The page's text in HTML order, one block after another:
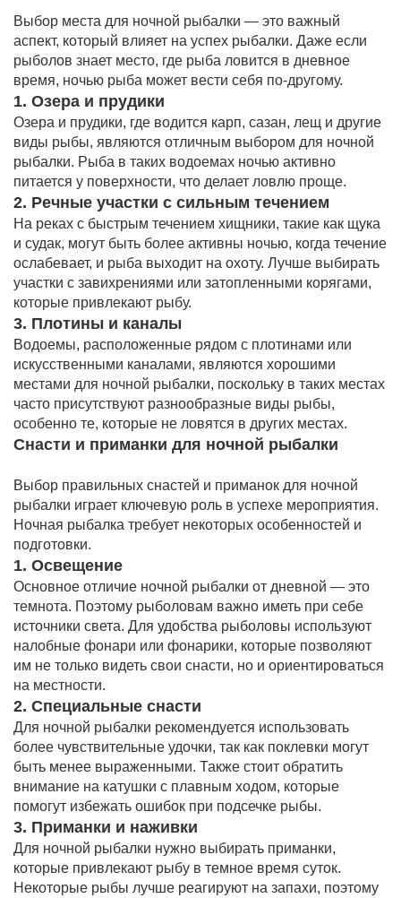
Выбор места для ночной рыбалки — это важный
аспект, который влияет на успех рыбалки. Даже если
рыболов знает место, где рыба ловится в дневное
время, ночью рыба может вести себя по-другому.
1. Озера и прудики
Озера и прудики, где водится карп, сазан, лещ и другие
виды рыбы, являются отличным выбором для ночной
рыбалки. Рыба в таких водоемах ночью активно
питается у поверхности, что делает ловлю проще.
2. Речные участки с сильным течением
На реках с быстрым течением хищники, такие как щука
и судак, могут быть более активны ночью, когда течение
ослабевает, и рыба выходит на охоту. Лучше выбирать
участки с завихрениями или затопленными корягами,
которые привлекают рыбу.
3. Плотины и каналы
Водоемы, расположенные рядом с плотинами или
искусственными каналами, являются хорошими
местами для ночной рыбалки, поскольку в таких местах
часто присутствуют разнообразные виды рыбы,
особенно те, которые не ловятся в других местах.
Снасти и приманки для ночной рыбалки
Выбор правильных снастей и приманок для ночной
рыбалки играет ключевую роль в успехе мероприятия.
Ночная рыбалка требует некоторых особенностей и
подготовки.
1. Освещение
Основное отличие ночной рыбалки от дневной — это
темнота. Поэтому рыболовам важно иметь при себе
источники света. Для удобства рыболовы используют
налобные фонари или фонарики, которые позволяют
им не только видеть свои снасти, но и ориентироваться
на местности.
2. Специальные снасти
Для ночной рыбалки рекомендуется использовать
более чувствительные удочки, так как поклевки могут
быть менее выраженными. Также стоит обратить
внимание на катушки с плавным ходом, которые
помогут избежать ошибок при подсечке рыбы.
3. Приманки и наживки
Для ночной рыбалки нужно выбирать приманки,
которые привлекают рыбу в темное время суток.
Некоторые рыбы лучше реагируют на запахи, поэтому